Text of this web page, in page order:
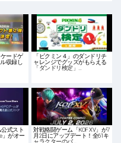
ードゲ
収録し
「ピクミン４」のダンドリチ
ャレンジでグッズがもらえる
「ダンドリ検定」…
公式スト
」がオー
対戦格闘ゲーム「KOF XV」が7
月2日にアップデート！全61キ
ャラクターのバ…